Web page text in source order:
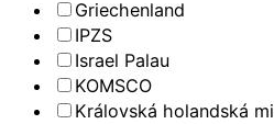
Griechenland
IPZS
Israel Palau
KOMSCO
Královská holandská